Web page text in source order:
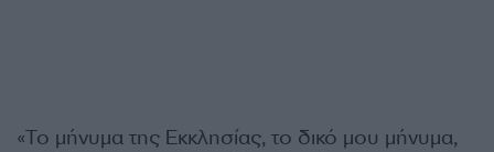
«Το μήνυμα της Εκκλησίας, το δικό μου μήνυμα,